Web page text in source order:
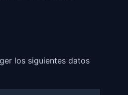
los siguientes datos